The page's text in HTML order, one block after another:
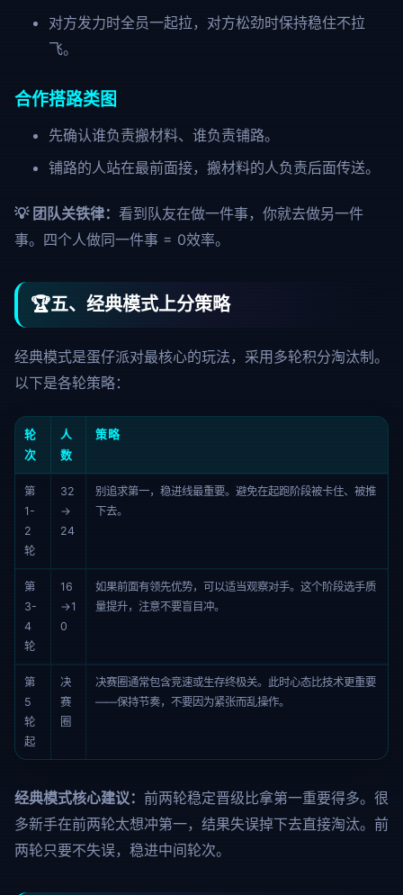
对方发力时全员一起拉，对方松劲时保持稳住不拉
飞。
合作搭路类图
先确认谁负责搬材料、谁负责铺路。
铺路的人站在最前面接，搬材料的人负责后面传送。
💡 团队关铁律： 看到队友在做一件事，你就去做另一件
事。四个人做同一件事 = 0效率。
🏆五、经典模式上分策略
经典模式是蛋仔派对最核心的玩法，采用多轮积分淘汰制。
以下是各轮策略：
轮
次
人
数
策略
第
1-
2
轮
32
→
24
别追求第一，稳进线最重要。避免在起跑阶段被卡住、被推
下去。
第
3-
4
轮
16
→1
0
如果前面有领先优势，可以适当观察对手。这个阶段选手质
量提升，注意不要盲目冲。
第
5
轮
起
决
赛
圈
决赛圈通常包含竞速或生存终极关。此时心态比技术更重要
——保持节奏，不要因为紧张而乱操作。
经典模式核心建议： 前两轮稳定晋级比拿第一重要得多。很
多新手在前两轮太想冲第一，结果失误掉下去直接淘汰。前
两轮只要不失误，稳进中间轮次。